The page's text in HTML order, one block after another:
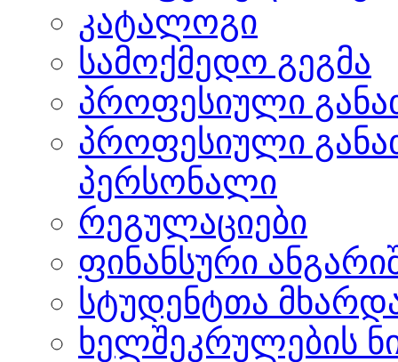
კატალოგი
სამოქმედო გეგმა
პროფესიული
პროფესიული
პერსონალი
რეგულაციები
ფინანსური
სტუდენტთა
ხელშეკრულების